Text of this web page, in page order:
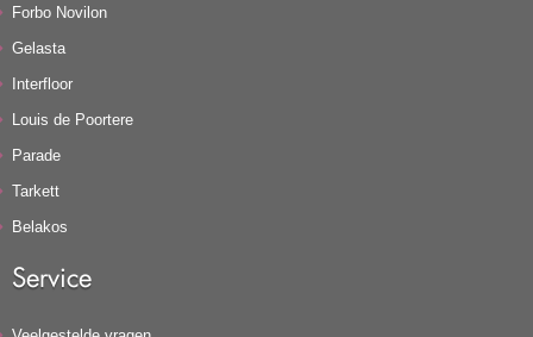
Forbo Novilon
Gelasta
Interfloor
Louis de Poortere
Parade
Tarkett
Belakos
Service